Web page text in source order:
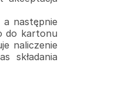
następnie
do kartonu
naliczenie
składania